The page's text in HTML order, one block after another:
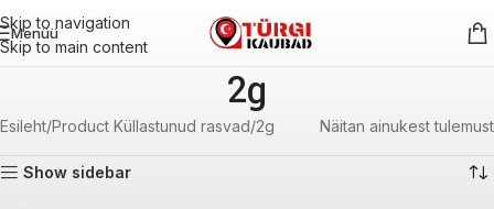
Skip to navigation
Skip to main content
Menüü
2g
Esileht Product Küllastunud rasvad 2g Näitan ainukest tulemust
Show sidebar